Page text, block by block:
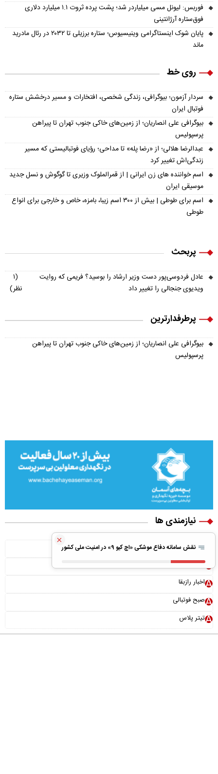
فوربس: لیونل مسی میلیاردر شد؛ پشت پرده ثروت ۱.۱ میلیارد دلاری
فوق‌ستاره آرژانتینی
پایان شوک اینستاگرامی وینیسیوس؛ ستاره برزیلی تا ۲۰۳۲ در رئال مادرید
ماند
روی خط
سردار آزمون؛ بیوگرافی، زندگی شخصی، افتخارات و مسیر درخشش ستاره
فوتبال ایران
بیوگرافی علی انصاریان؛ از زمین‌های خاکی جنوب تهران تا پیراهن
پرسپولیس
عبدالرضا هلالی؛ از «رضا پله» تا مداحی؛ رؤیای فوتبالیستی که مسیر
زندگی‌اش تغییر کرد
اسم خواننده های زن ایرانی | از قمرالملوک وزیری تا گوگوش و نسل جدید
موسیقی ایران
اسم برای طوطی | بیش از ۳۰۰ اسم زیبا، بامزه، خاص و خارجی برای انواع
طوطی
پربحث
عادل فردوسی‌پور دست وزیر ارشاد را بوسید؟ فریمی که روایت
ویدیوی جنجالی را تغییر داد
(۱
نظر)
پرطرفدارترین
بیوگرافی علی انصاریان؛ از زمین‌های خاکی جنوب تهران تا پیراهن
پرسپولیس
نیازمندی ها
ویلا پیش ساخته
بونوس رایگان
اخبار رازبقا
صبح فوتبالی
تیتر پلاس
×
نقش سامانه دفاع موشکی «اچ کیو ۹» در امنیت ملی کشور